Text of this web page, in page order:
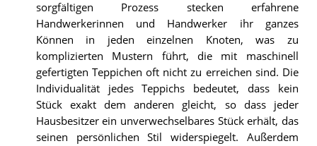
sorgfältigen Prozess stecken erfahrene
Handwerkerinnen und Handwerker ihr ganzes
Können in jeden einzelnen Knoten, was zu
komplizierten Mustern führt, die mit maschinell
gefertigten Teppichen oft nicht zu erreichen sind. Die
Individualität jedes Teppichs bedeutet, dass kein
Stück exakt dem anderen gleicht, so dass jeder
Hausbesitzer ein unverwechselbares Stück erhält, das
seinen persönlichen Stil widerspiegelt. Außerdem